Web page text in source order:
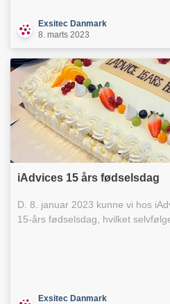
Exsitec Danmark
8. marts 2023
iAdvices 15 års fødselsdag
D. 8. januar 2023 kunne vi hos
15-års fødselsdag, hvilket
Exsitec Danmark